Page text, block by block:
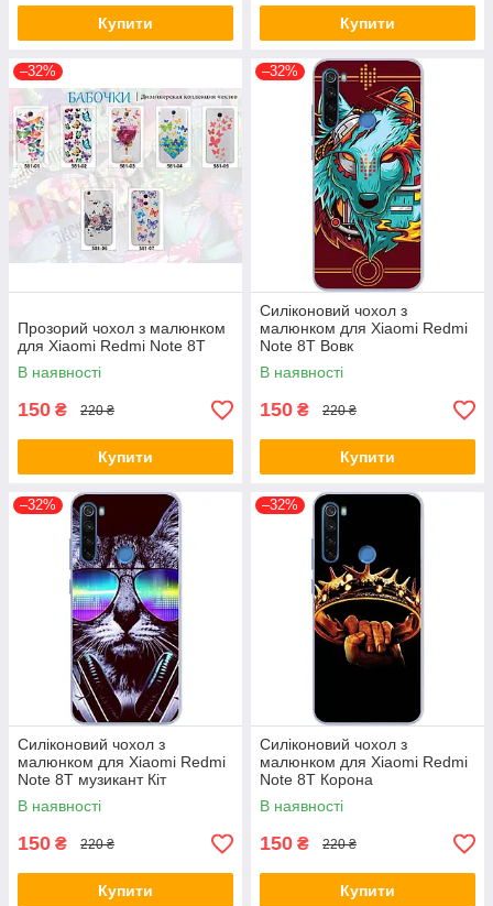
Купити Купити
–32%
Прозорий чохол з малюнком
для Xiaomi Redmi Note 8T
В наявності
150 ₴ 220 ₴
Купити
–32%
Силіконовий чохол з
малюнком для Xiaomi Redmi
Note 8T Вовк
В наявності
150 ₴ 220 ₴
Купити
–32%
Силіконовий чохол з
малюнком для Xiaomi Redmi
Note 8T музикант Кіт
В наявності
150 ₴ 220 ₴
Купити
–32%
Силіконовий чохол з
малюнком для Xiaomi Redmi
Note 8T Корона
В наявності
150 ₴ 220 ₴
Купити